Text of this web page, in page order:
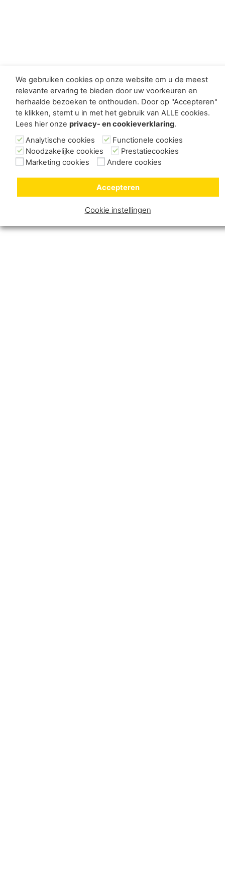
We gebruiken cookies op onze website om u de meest
relevante ervaring te bieden door uw voorkeuren en
herhaalde bezoeken te onthouden. Door op "Accepteren"
te klikken, stemt u in met het gebruik van ALLE cookies.
Lees hier onze privacy- en cookieverklaring.
Analytische cookies
Functionele cookies
Noodzakelijke cookies
Prestatiecookies
Marketing cookies
Andere cookies
Cookie instellingen
Accepteren